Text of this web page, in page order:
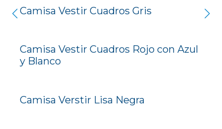
Camisa Vestir Cuadros Gris
Camisa Vestir Cuadros Rojo con Azul
y Blanco
Camisa Verstir Lisa Negra